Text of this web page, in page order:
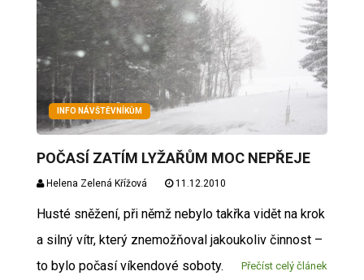
INFO NÁVŠTĚVNÍKŮM
POČASÍ ZATÍM LYŽAŘŮM MOC NEPŘEJE
Helena Zelená Křížová 11.12.2010
Husté sněžení, při němž nebylo takřka vidět na krok
a silný vítr, který znemožňoval jakoukoliv činnost –
to bylo počasí víkendové soboty.
Přečíst celý článek